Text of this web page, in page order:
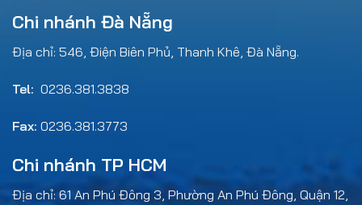
Chi nhánh Đà Nẵng
Địa chỉ: 546, Điện Biên Phủ, Thanh Khê, Đà Nẵng.
Tel: 0236.381.3838
Fax: 0236.381.3773
Chi nhánh TP HCM
Địa chỉ: 61 An Phú Đông 3, Phường An Phú Đông, Quận 12,